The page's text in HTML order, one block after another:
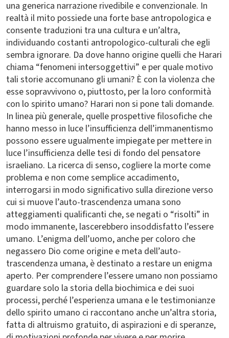
una generica narrazione rivedibile e convenzionale. In
realtà il mito possiede una forte base antropologica e
consente traduzioni tra una cultura e un’altra,
individuando costanti antropologico-culturali che egli
sembra ignorare. Da dove hanno origine quelli che Harari
chiama “fenomeni intersoggettivi” e per quale motivo
tali storie accomunano gli umani? È con la violenza che
esse sopravvivono o, piuttosto, per la loro conformità
con lo spirito umano? Harari non si pone tali domande.
In linea più generale, quelle prospettive filosofiche che
hanno messo in luce l’insufficienza dell’immanentismo
possono essere ugualmente impiegate per mettere in
luce l’insufficienza delle tesi di fondo del pensatore
israeliano. La ricerca di senso, cogliere la morte come
problema e non come semplice accadimento,
interrogarsi in modo significativo sulla direzione verso
cui si muove l’auto-trascendenza umana sono
atteggiamenti qualificanti che, se negati o “risolti” in
modo immanente, lascerebbero insoddisfatto l’essere
umano. L’enigma dell’uomo, anche per coloro che
negassero Dio come origine e meta dell’auto-
trascendenza umana, è destinato a restare un enigma
aperto. Per comprendere l’essere umano non possiamo
guardare solo la storia della biochimica e dei suoi
processi, perché l’esperienza umana e le testimonianze
dello spirito umano ci raccontano anche un’altra storia,
fatta di altruismo gratuito, di aspirazioni e di speranze,